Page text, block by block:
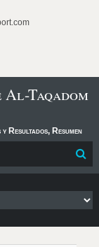
Al-Taqadom
Resultados, Resumen